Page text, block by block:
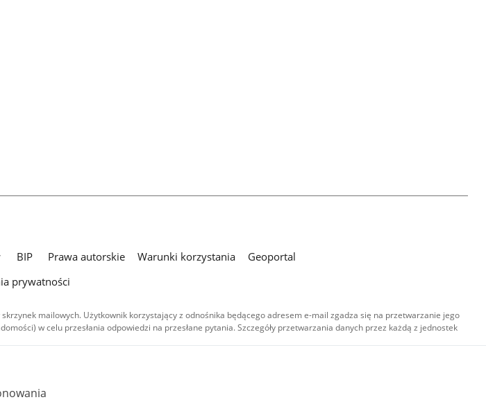
BIP Prawa autorskie Warunki korzystania
Geoportal
prywatności
mailowych. Użytkownik korzystający z odnośnika będącego adresem e-mail zgadza się na przetwarzanie jego
w celu przesłania odpowiedzi na przesłane pytania. Szczegóły przetwarzania danych przez każdą z jednostek
treści audiowizualnych), są
autorstwa - na tych samych
w tym zdjęcia, materiały audio i wideo,
uznanie autorstwa użycie niekomercyjne -